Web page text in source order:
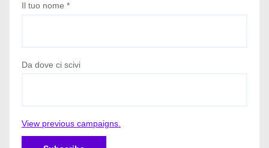
Il tuo nome *
Da dove ci scivi
View previous campaigns.